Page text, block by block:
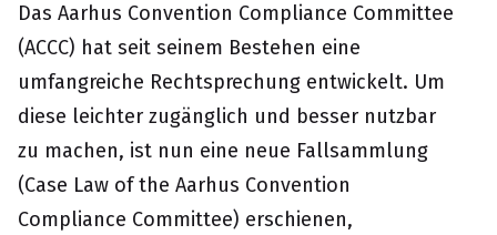
Das Aarhus Convention Compliance Committee
(ACCC) hat seit seinem Bestehen eine
umfangreiche Rechtsprechung entwickelt. Um
diese leichter zugänglich und besser nutzbar
zu machen, ist nun eine neue Fallsammlung
(Case Law of the Aarhus Convention
Compliance Committee) erschienen,